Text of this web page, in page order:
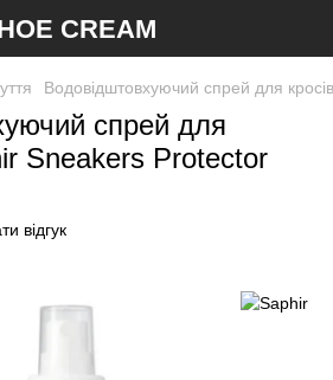
CREAM
Водовідштовхуючий спрей для
спрей для
Sneakers Protector
відгук